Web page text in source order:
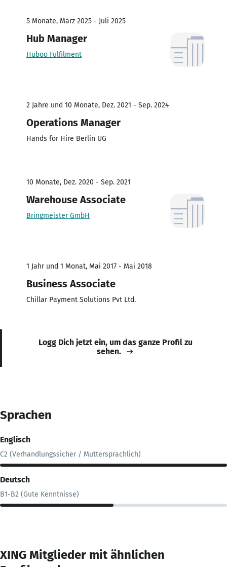
5 Monate, März 2025 - Juli 2025
Hub Manager
Huboo Fulfilment
2 Jahre und 10 Monate, Dez. 2021 - Sep. 2024
Operations Manager
Hands for Hire Berlin UG
10 Monate, Dez. 2020 - Sep. 2021
Warehouse Associate
Bringmeister GmbH
1 Jahr und 1 Monat, Mai 2017 - Mai 2018
Business Associate
Chillar Payment Solutions Pvt Ltd.
Logg Dich jetzt ein, um das ganze Profil zu
sehen.
Sprachen
Englisch
C2 (Verhandlungssicher / Muttersprachlich)
Deutsch
B1-B2 (Gute Kenntnisse)
XING Mitglieder mit ähnlichen